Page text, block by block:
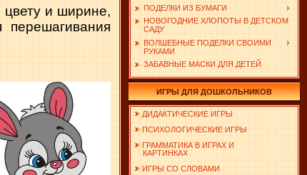
цвету и ширине,
ПОДЕЛКИ ИЗ БУМАГИ
НОВОГОДНИЕ ХЛОПОТЫ В ДЕТСКОМ
САДУ
ВОЛШЕБНЫЕ ПОДЕЛКИ СВОИМИ
РУКАМИ
ЗАБАВНЫЕ МАСКИ ДЛЯ ДЕТЕЙ
ИГРЫ ДЛЯ ДОШКОЛЬНИКОВ
ДИДАКТИЧЕСКИЕ ИГРЫ
ПСИХОЛОГИЧЕСКИЕ ИГРЫ
ГРАММАТИКА В ИГРАХ И
КАРТИНКАХ
ИГРЫ СО СЛОВАМИ